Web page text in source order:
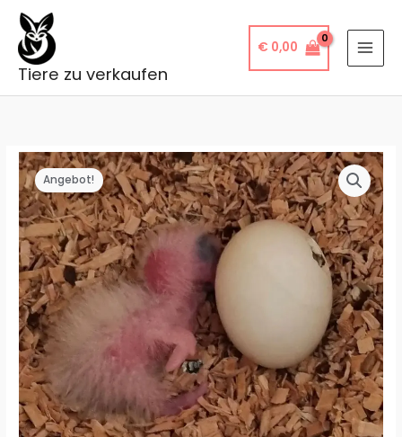
Zum
Inhalt
springen
Tiere zu verkaufen
€ 0,00
Angebot!